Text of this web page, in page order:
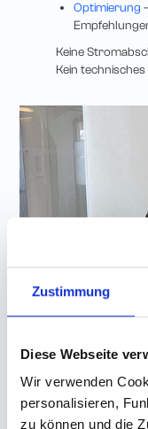
Zustimmung
Diese Webseite
Wir verwenden
personalisieren,
zu können und die
Optimierung
Keine
Kein